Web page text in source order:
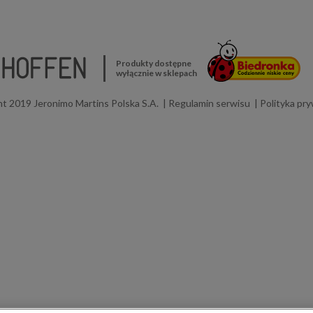
Produkty dostępne
wyłącznie w sklepach
2019 Jeronimo Martins Polska S.A. Regulamin serwisu Polityka